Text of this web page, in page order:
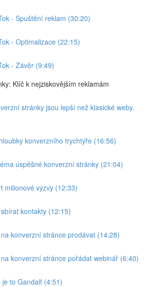
- Spuštění reklam (30:20)
- Optimalizace (22:15)
- Závěr (9:49)
Klíč k nejziskovějším reklamám
stránky jsou lepší než klasické weby.
konverzního trychtýře (16:56)
úspěšné konverzní stránky (21:04)
milionové výzvy (12:33)
kontakty (12:15)
konverzní stránce prodávat (14:28)
konverzní stránce pořádat webinář (6:40)
je to Gandalf (4:51)